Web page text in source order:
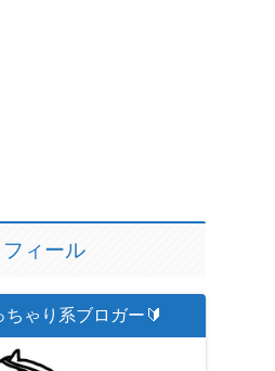
ィール
ちゃり系ブロガー🔰